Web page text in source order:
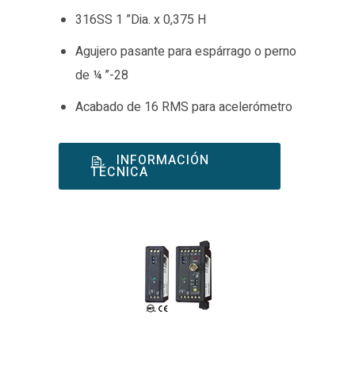
316SS 1 ”Dia. x 0,375 H
Agujero pasante para espárrago o perno
de ¼ ”-28
Acabado de 16 RMS para acelerómetro
INFORMACIÓN
TÉCNICA